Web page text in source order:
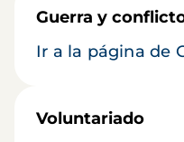
Guerra y
Ir a la página de
Voluntariado